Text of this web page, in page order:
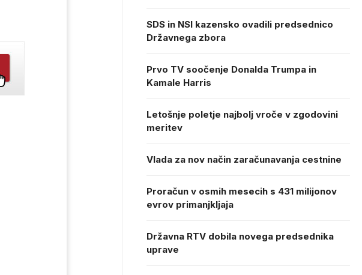
SDS in NSI kazensko ovadili predsednico
Državnega zbora
Prvo TV soočenje Donalda Trumpa in
Kamale Harris
Letošnje poletje najbolj vroče v zgodovini
meritev
Vlada za nov način zaračunavanja cestnine
Proračun v osmih mesecih s 431 milijonov
evrov primanjkljaja
Državna RTV dobila novega predsednika
uprave